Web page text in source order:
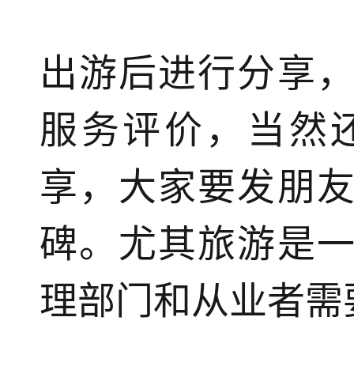
出游后进行分享
服务评价，当然
享，大家要发朋
碑。尤其旅游是
理部门和从业者